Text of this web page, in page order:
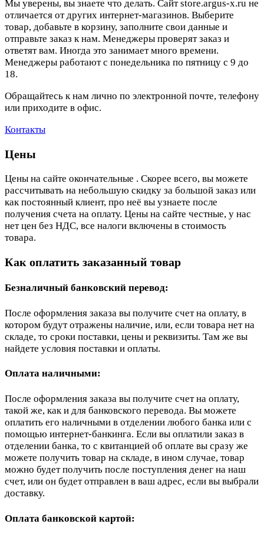
Мы уверены, вы знаете что делать. Сайт store.argus-x.ru не
отличается от других интернет-магазинов. Выберите
товар, добавьте в корзину, заполните свои данные и
отправьте заказ к нам. Менеджеры проверят заказ и
ответят вам. Иногда это занимает много времени.
Менеджеры работают с понедельника по пятницу с 9 до
18.
Обращайтесь к нам лично по электронной почте, телефону
или приходите в офис.
Контакты
Цены
Цены на сайте окончательные . Скорее всего, вы можете
рассчитывать на небольшую скидку за большой заказ или
как постоянный клиент, про неё вы узнаете после
получения счета на оплату. Цены на сайте честные, у нас
нет цен без НДС, все налоги включены в стоимость
товара.
Как оплатить заказанный товар
Безналичный банковский перевод:
После оформления заказа вы получите счет на оплату, в
котором будут отражены наличие, или, если товара нет на
складе, то сроки поставки, цены и реквизиты. Там же вы
найдете условия поставки и оплаты.
Оплата наличными:
После оформления заказа вы получите счет на оплату,
такой же, как и для банковского перевода. Вы можете
оплатить его наличными в отделении любого банка или с
помощью интернет-банкинга. Если вы оплатили заказ в
отделении банка, то с квитанцией об оплате вы сразу же
можете получить товар на складе, в ином случае, товар
можно будет получить после поступления денег на наш
счет, или он будет отправлен в ваш адрес, если вы выбрали
доставку.
Оплата банковской картой: